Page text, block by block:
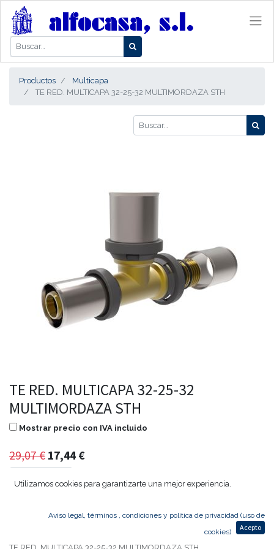
Productos
Multicapa
TE RED. MULTICAPA 32-25-32 MULTIMORDAZA STH
TE RED. MULTICAPA 32-25-32
MULTIMORDAZA STH
Mostrar precio con IVA incluido
29,07€ 17,44 €
TE RED. MULTICAPA 32-25-32 MULTIMORDAZA STH
Utilizamos cookies para garantizarte una mejor experiencia.
Aviso legal, términos , condiciones y política de privacidad (uso de
cookies)
Acepto